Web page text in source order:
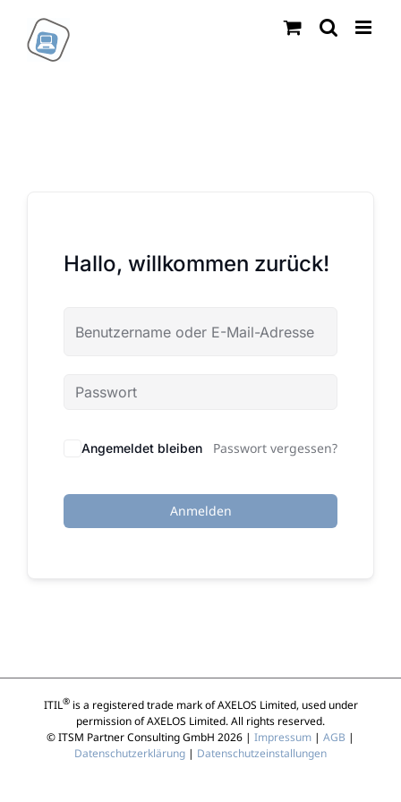
Inhalt
springen
Hallo, willkommen zurück!
Angemeldet bleiben Passwort vergessen?
Anmelden
ITIL®is a registered trade mark of AXELOS Limited, used under
permission of AXELOS Limited. All rights reserved.
© ITSM Partner Consulting GmbH 2026 | Impressum | AGB |
Datenschutzerklärung | Datenschutzeinstallungen